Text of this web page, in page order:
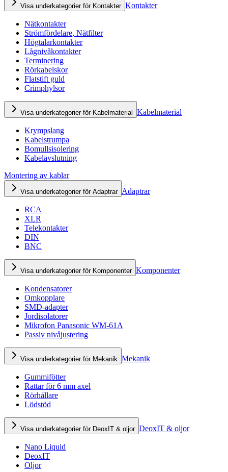
Visa underkategorier för Kontakter Kontakter
Nätkontakter
Strömfördelare, Nätfilter
Högtalarkontakter
Lågnivåkontakter
Terminering
Rörkabelskor
Flatstift guld
Crimphylsor
Visa underkategorier för Kabelmaterial Kabelmaterial
Krympslang
Kabelstrumpa
Bomullsisolering
Kabelavslutning
Montering av kablar
Visa underkategorier för Adaptrar Adaptrar
RCA
XLR
Telekontakter
DIN
BNC
Visa underkategorier för Komponenter Komponenter
Kondensatorer
Omkopplare
SMD-adapter
Jordisolatorer
Mikrofon Panasonic WM-61A
Passiv nivåjustering
Visa underkategorier för Mekanik Mekanik
Gummifötter
Rattar för 6 mm axel
Rörhållare
Lödstöd
Visa underkategorier för DeoxIT & oljor DeoxIT & oljor
Nano Liquid
DeoxIT
Oljor